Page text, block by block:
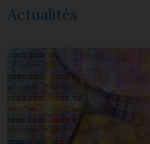
Actualités